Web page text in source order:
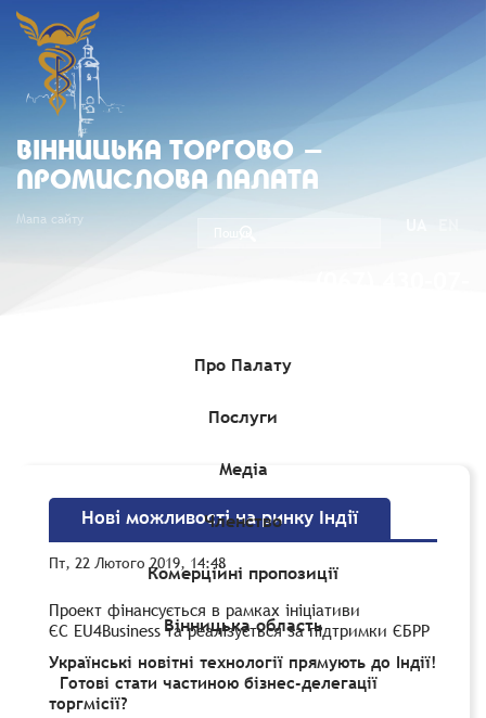
ВIННИЦЬКА ТОРГОВО -
ПРОМИСЛОВА ПАЛАТА
Мапа сайту
Про Палату
Послуги
Медіа
Членство
Комерційні пропозиції
Вінницька область
Комерційні пропозиції»Нові можливості на ринку
Нові можливості на ринку Індії
Пт, 22 Лютого 2019, 14:48
Проект фінансується в рамках ініціативи
ЄС EU4Business та реалізується за підтримки ЄБРР
Українські новітні технології прямують до Індії!
Готові стати частиною бізнес-делегації
торгмісії?